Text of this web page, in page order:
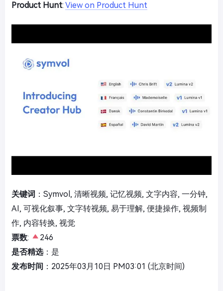
Product Hunt: View on Product Hunt
关键词 ：Symvol, 清晰视频, 记忆视频, 文字内容, 一分钟,
AI, 可视化叙事, 文字转视频, 易于理解, 便捷操作, 视频制
作, 内容转换, 视觉
票数:
246
是否精选：是
发布时间 ：2025年03月10日 PM03:01 (北京时间)